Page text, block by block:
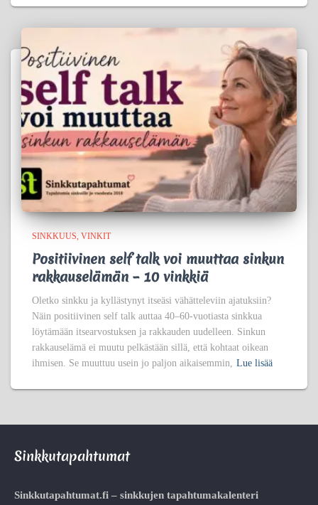
SINKKUUS VINKIT
Positiivinen self talk voi muuttaa sinkun
rakkauselämän – 10 vinkkiä
Oletko sinkku ja kyllästynyt itseäsi vähätteleviin ajatuksiin?
Näin positiivinen self talk auttaa 40–60-vuotiasta sinkkua
löytämään itsearvostuksen ja rakkauden uudelleen. Sinkun
rakkauselämä ei muutu pelkästään sillä, että kohtaat oikean
ihmisen. Se muuttuu usein jo paljon aikaisemmin,
Lue lisää
Sinkkutapahtumat
Sinkkutapahtumat.fi – sinkkujen tapahtumakalenteri